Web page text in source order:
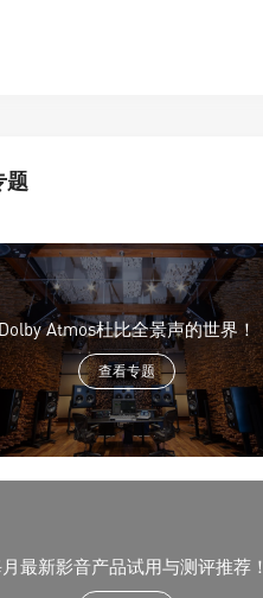
题
Dolby Atmos杜比全景声的世界！
查看专题
最新影音产品试用与测评推荐！